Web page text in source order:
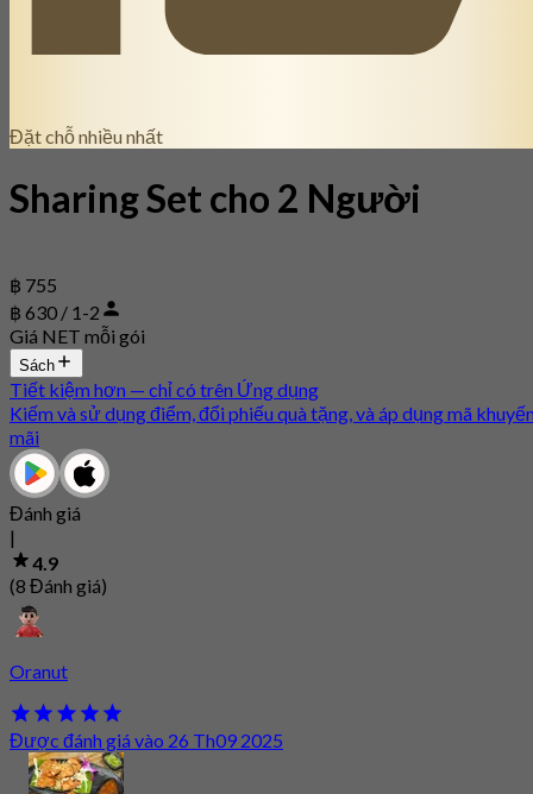
Đặt chỗ nhiều nhất
Sharing Set cho 2 Người
฿ 755
฿ 630 / 1-2
Giá NET mỗi gói
Sách
Tiết kiệm hơn — chỉ có trên Ứng dụng
Kiếm và sử dụng điểm, đổi phiếu quà tặng, và áp dụng mã
mãi
Đánh giá
|
4.9
(8 Đánh giá)
Oranut
Được đánh giá vào 26 Th09 2025